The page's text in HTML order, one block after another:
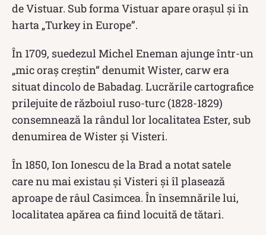
de Vistuar. Sub forma Vistuar apare oraşul şi în
harta „Turkey in Europe”.
În 1709, suedezul Michel Eneman ajunge într-un
„mic oraş creştin“ denumit Wister, carw era
situat dincolo de Babadag. Lucrările cartografice
prilejuite de războiul ruso-turc (1828-1829)
consemnează la rândul lor localitatea Ester, sub
denumirea de Wister şi Visteri.
În 1850, Ion Ionescu de la Brad a notat satele
care nu mai existau şi Visteri şi îl plasează
aproape de râul Casimcea. În însemnările lui,
localitatea apărea ca fiind locuită de tătari.